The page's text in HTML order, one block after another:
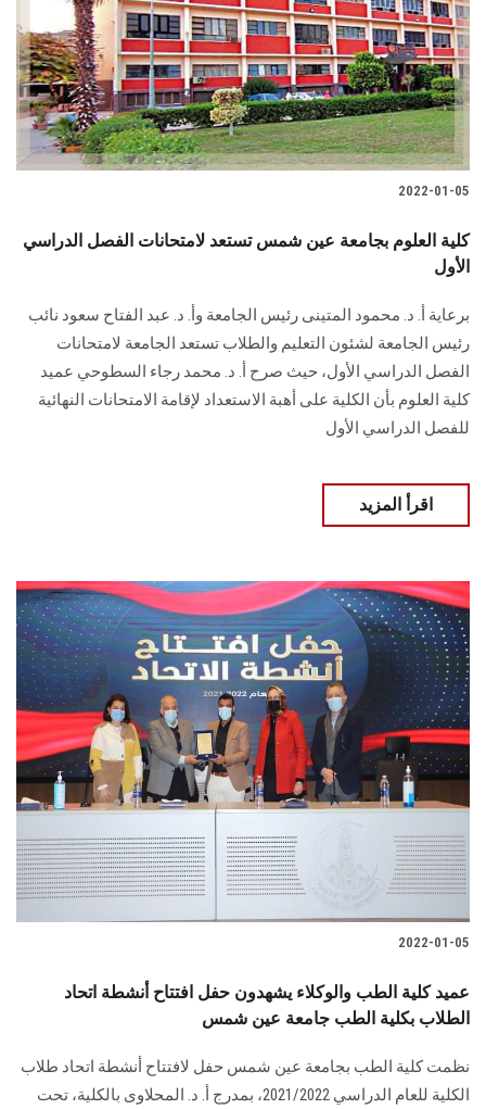
2022-01-05
كلية العلوم بجامعة عين شمس تستعد لامتحانات الفصل الدراسي
الأول
برعاية أ. د. محمود المتينى رئيس الجامعة وأ. د. عبد الفتاح سعود نائب
رئيس الجامعة لشئون التعليم والطلاب تستعد الجامعة لامتحانات
الفصل الدراسي الأول، حيث صرح أ. د. محمد رجاء السطوحي عميد
كلية العلوم بأن الكلية على أهبة الاستعداد لإقامة الامتحانات النهائية
للفصل الدراسي الأول
اقرأ المزيد
2022-01-05
عميد كلية الطب والوكلاء يشهدون حفل افتتاح أنشطة اتحاد
الطلاب بكلية الطب جامعة عين شمس
نظمت كلية الطب بجامعة عين شمس حفل لافتتاح أنشطة اتحاد طلاب
الكلية للعام الدراسي 2021/2022، بمدرج أ. د. المحلاوى بالكلية، تحت